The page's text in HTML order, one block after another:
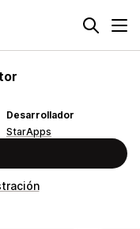
Desarrollador
StarApps